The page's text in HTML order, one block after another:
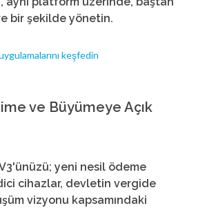
bir şekilde yönetin.
keşfedin
ve Büyümeye Açık
yeni nesil ödeme
cihazlar, devletin vergide
vizyonu kapsamındaki